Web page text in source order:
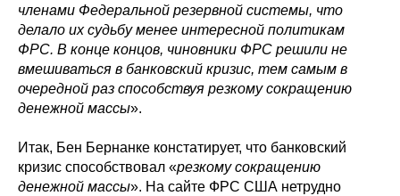
членами Федеральной резервной системы, что
делало их судьбу менее интересной политикам
ФРС. В конце концов, чиновники ФРС решили не
вмешиваться в банковский кризис, тем самым в
очередной раз способствуя резкому сокращению
денежной массы».
Итак, Бен Бернанке констатирует, что банковский
кризис способствовал «резкому сокращению
денежной массы». На сайте ФРС США нетрудно